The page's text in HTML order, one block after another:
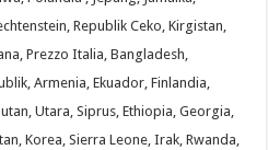
Republik Ceko, Kirgistan,
Prezzo Italia, Bangladesh,
Armenia, Ekuador, Finlandia,
Utara, Siprus, Ethiopia, Georgia,
Korea, Sierra Leone, Irak, Rwanda,